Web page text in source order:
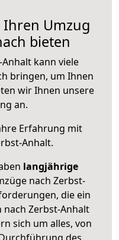
Umzug
bieten
kann viele
bringen, um Ihnen
wir Ihnen unsere
an.
Erfahrung mit
Anhalt.
langjährige
nach Zerbst-
die ein
nach Zerbst-Anhalt
sich um alles, von